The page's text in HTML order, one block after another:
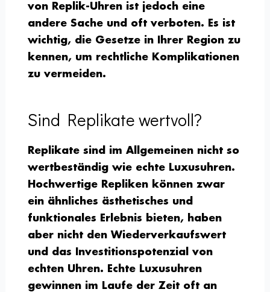
von Replik-Uhren ist jedoch eine
andere Sache und oft verboten. Es ist
wichtig, die Gesetze in Ihrer Region zu
kennen, um rechtliche Komplikationen
zu vermeiden.
Sind Replikate wertvoll?
Replikate sind im Allgemeinen nicht so
wertbeständig wie echte Luxusuhren.
Hochwertige Repliken können zwar
ein ähnliches ästhetisches und
funktionales Erlebnis bieten, haben
aber nicht den Wiederverkaufswert
und das Investitionspotenzial von
echten Uhren. Echte Luxusuhren
gewinnen im Laufe der Zeit oft an